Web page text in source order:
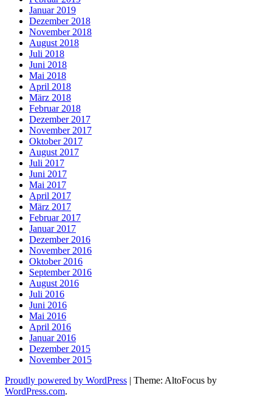
Januar 2019
Dezember 2018
November 2018
August 2018
Juli 2018
Juni 2018
Mai 2018
April 2018
März 2018
Februar 2018
Dezember 2017
November 2017
Oktober 2017
August 2017
Juli 2017
Juni 2017
Mai 2017
April 2017
März 2017
Februar 2017
Januar 2017
Dezember 2016
November 2016
Oktober 2016
September 2016
August 2016
Juli 2016
Juni 2016
Mai 2016
April 2016
Januar 2016
Dezember 2015
November 2015
Proudly powered by WordPress | Theme: AltoFocus by
WordPress.com.